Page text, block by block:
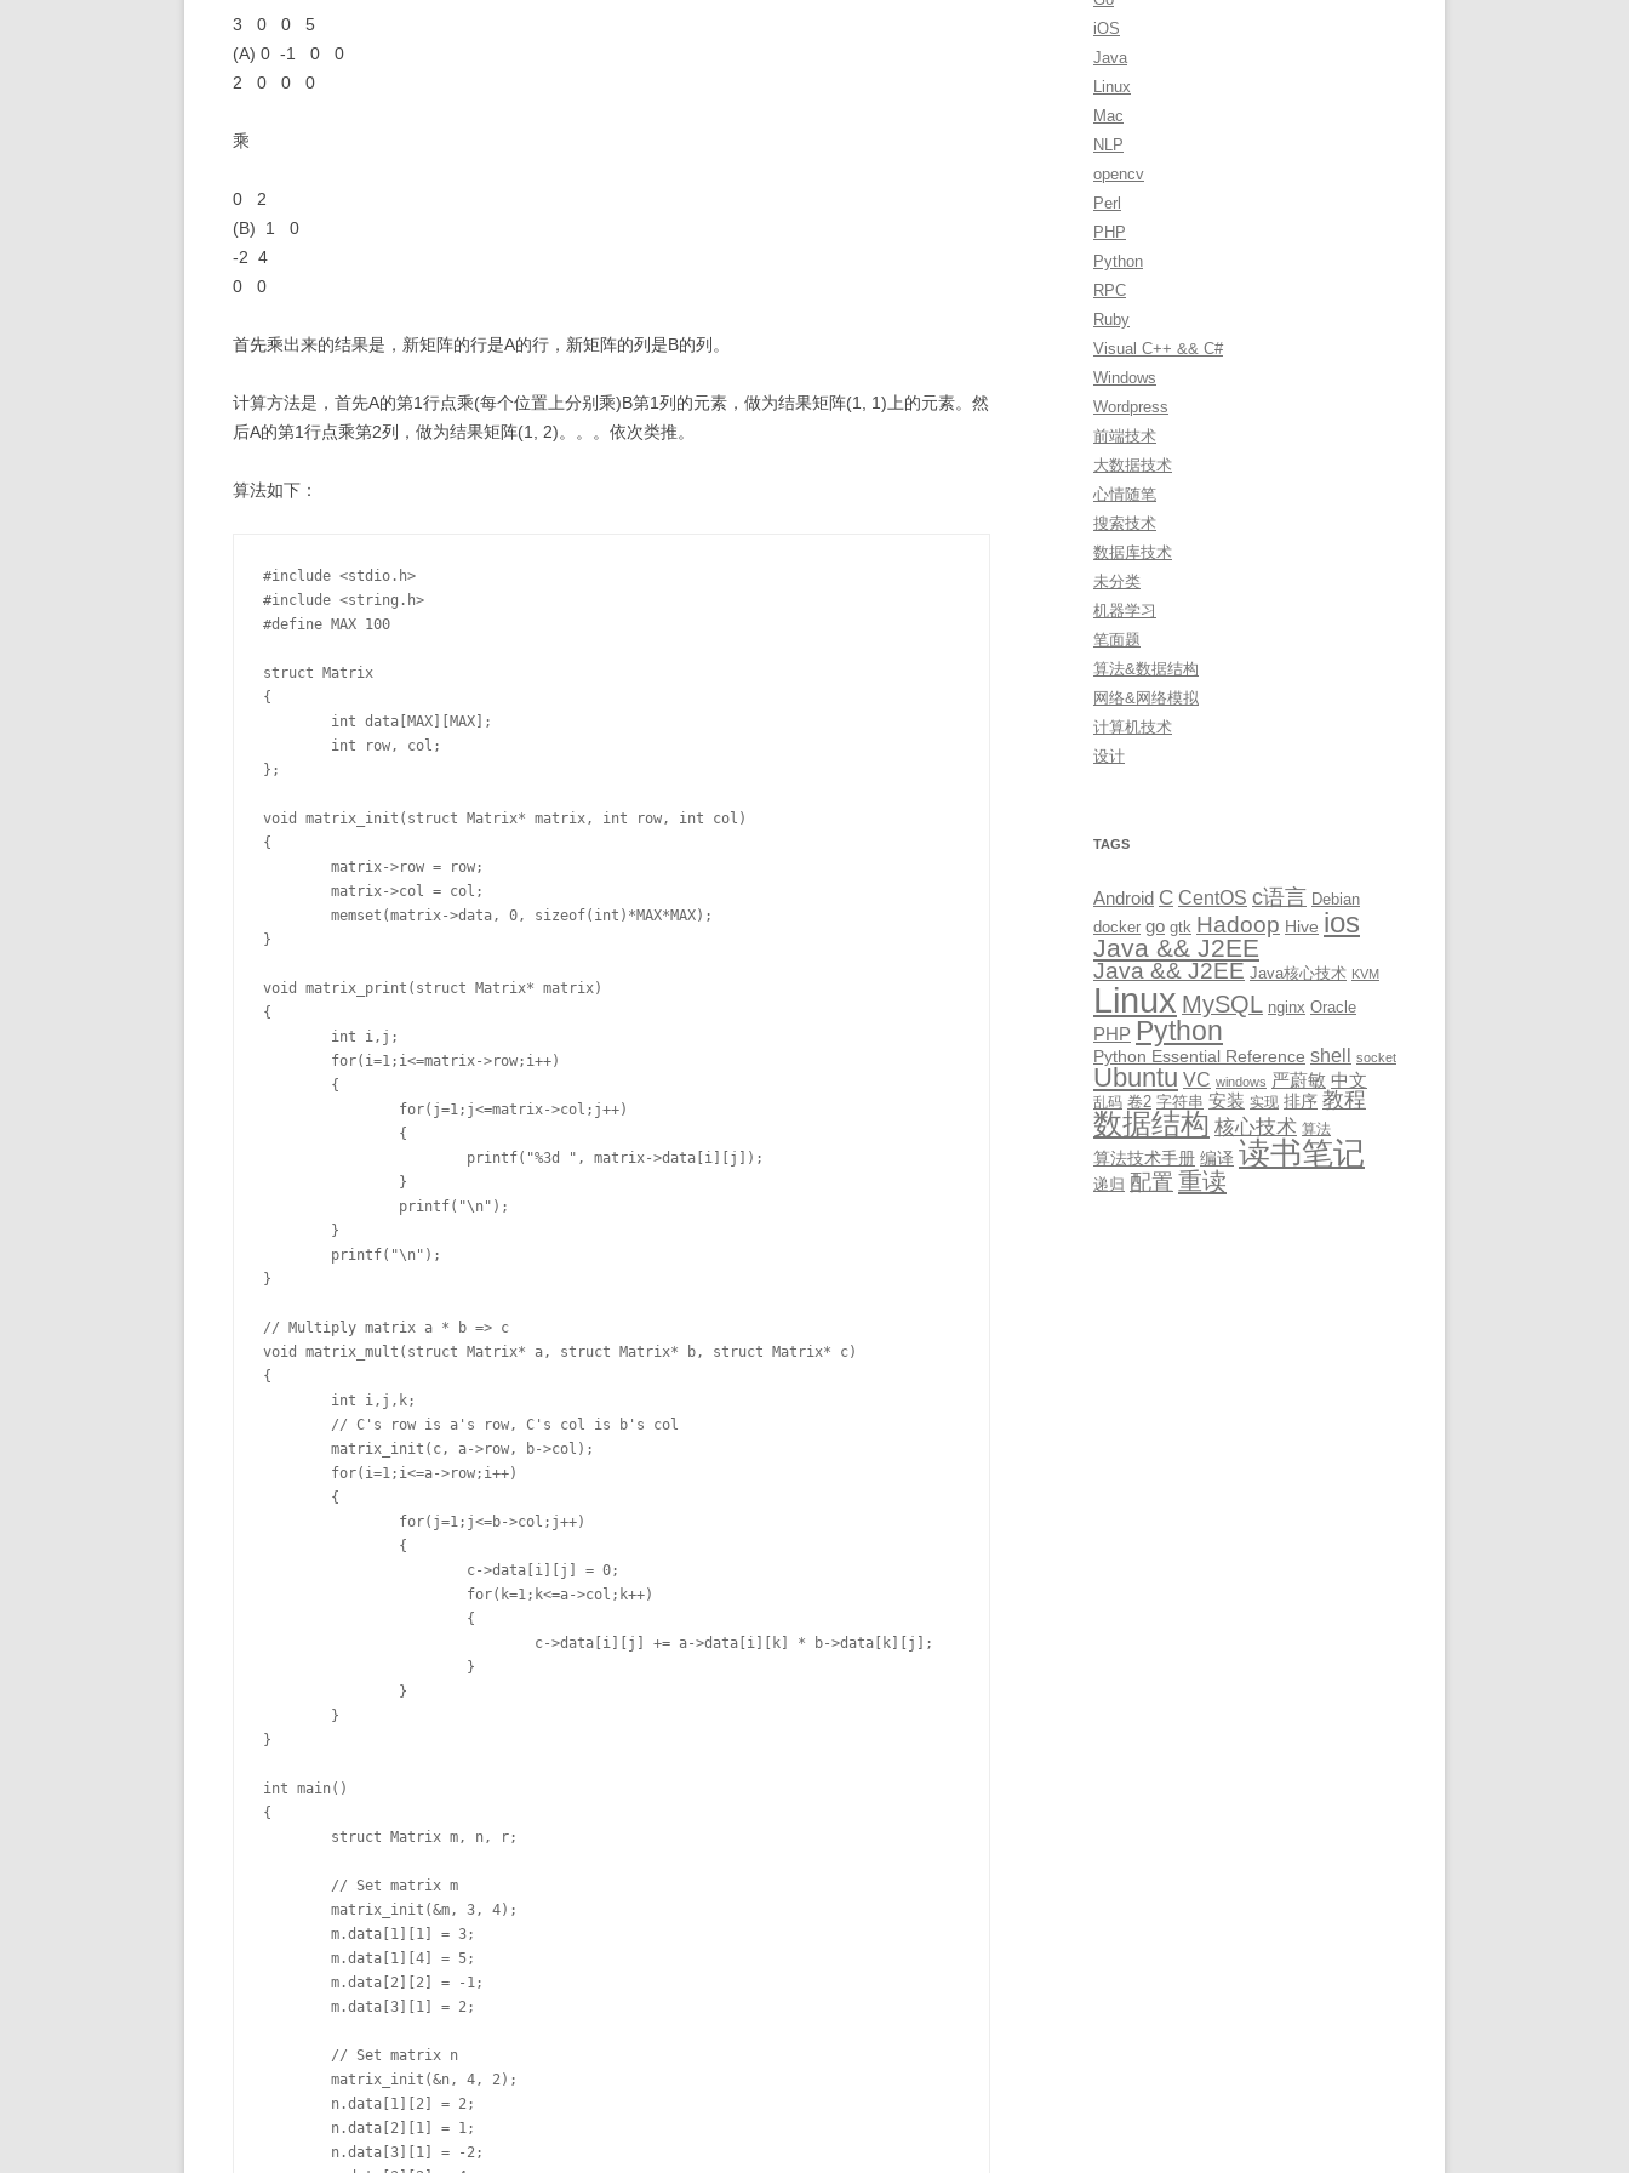
3 0 0 5
(A) 0 -1 0 0
2 0 0 0
乘
0 2
(B) 1 0
-2 4
0 0
首先乘出来的结果是，新矩阵的行是A的行，新矩阵的列是B的列。
计算方法是，首先A的第1行点乘(每个位置上分别乘)B第1列的元素，做为结果矩阵(1, 1)上的元素。然
后A的第1行点乘第2列，做为结果矩阵(1, 2)。。。依次类推。
算法如下：
#include <stdio.h>
#include <string.h>
#define MAX 100
struct Matrix
{
};
void matrix_init(struct Matrix* matrix, int row, int col)
{
}
void matrix_print(struct Matrix* matrix)
{
}
// Multiply matrix a * b => c
void matrix_mult(struct Matrix* a, struct Matrix* b, struct Matrix* c)
{
}
int main()
{
r
:
iOS
Java
Linux
Mac
NLP
opencv
Perl
PHP
Python
RPC
Ruby
Visual C++ && C#
Windows
Wordpress
前端技术
大数据技术
心情随笔
搜索技术
数据库技术
未分类
机器学习
笔面题
算法&数据结构
网络&网络模拟
计算机技术
设计
TAGS
Android C CentOS c语言 Debian
docker go gtk Hadoop Hive ios
Java && J2EE
Java && J2EE Java核心技术 KVM
Linux MySQL nginx Oracle
PHP Python
Python Essential Reference shell socket
Ubuntu VC windows 严蔚敏 中文
乱码 卷2 字符串 安装 实现 排序 教程
数据结构 核心技术 算法
算法技术手册 编译 读书笔记
递归 配置 重读